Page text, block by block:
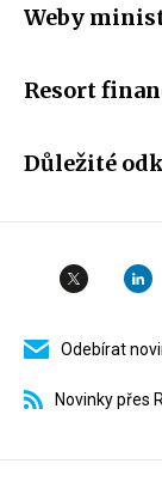
Weby
Resort
Důležité
Odebírat
Novinky přes